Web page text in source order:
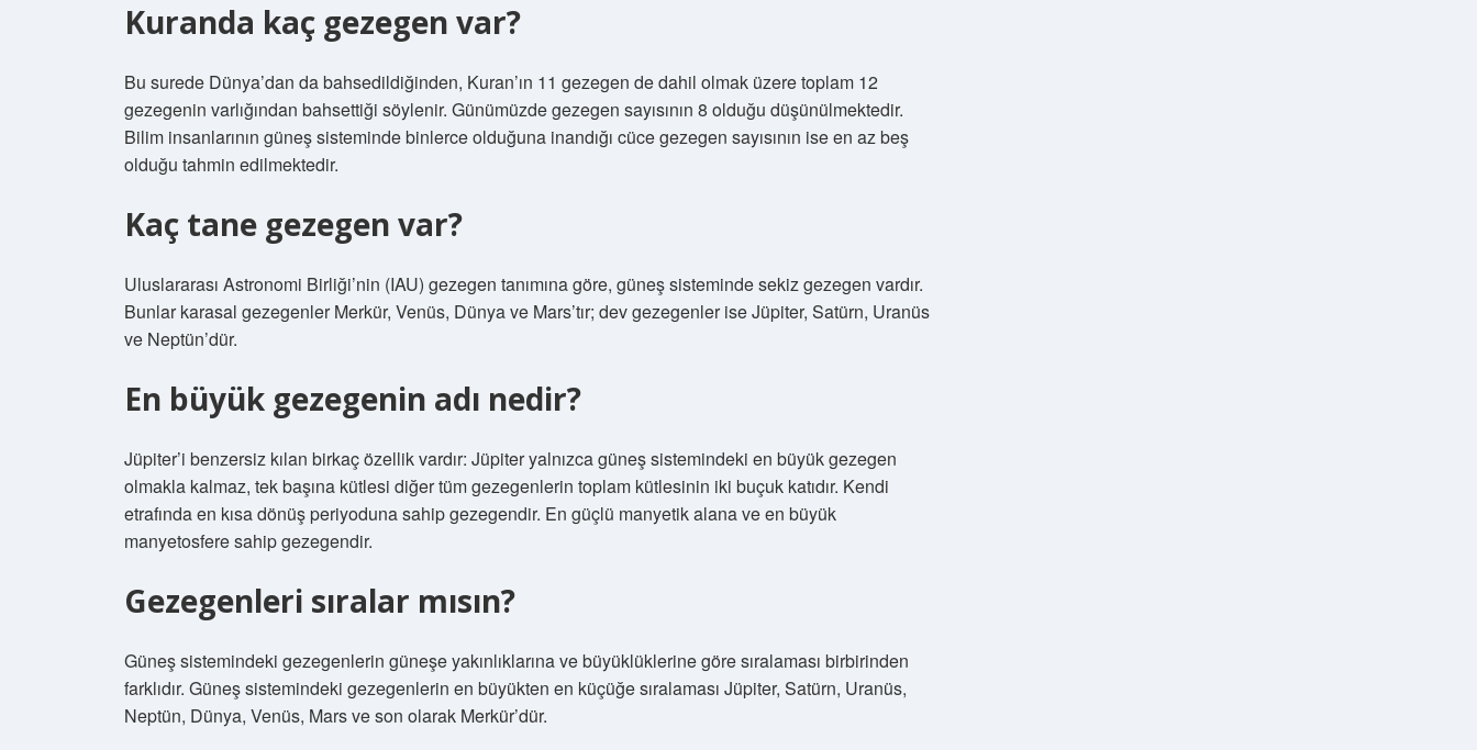
Kuranda kaç gezegen var?
Bu surede Dünya’dan da bahsedildiğinden, Kuran’ın 11 gezegen de dahil olmak üzere toplam 12
gezegenin varlığından bahsettiği söylenir. Günümüzde gezegen sayısının 8 olduğu düşünülmektedir.
Bilim insanlarının güneş sisteminde binlerce olduğuna inandığı cüce gezegen sayısının ise en az beş
olduğu tahmin edilmektedir.
Kaç tane gezegen var?
Uluslararası Astronomi Birliği’nin (IAU) gezegen tanımına göre, güneş sisteminde sekiz gezegen vardır.
Bunlar karasal gezegenler Merkür, Venüs, Dünya ve Mars’tır; dev gezegenler ise Jüpiter, Satürn, Uranüs
ve Neptün’dür.
En büyük gezegenin adı nedir?
Jüpiter’i benzersiz kılan birkaç özellik vardır: Jüpiter yalnızca güneş sistemindeki en büyük gezegen
olmakla kalmaz, tek başına kütlesi diğer tüm gezegenlerin toplam kütlesinin iki buçuk katıdır. Kendi
etrafında en kısa dönüş periyoduna sahip gezegendir. En güçlü manyetik alana ve en büyük
manyetosfere sahip gezegendir.
Gezegenleri sıralar mısın?
Güneş sistemindeki gezegenlerin güneşe yakınlıklarına ve büyüklüklerine göre sıralaması birbirinden
farklıdır. Güneş sistemindeki gezegenlerin en büyükten en küçüğe sıralaması Jüpiter, Satürn, Uranüs,
Neptün, Dünya, Venüs, Mars ve son olarak Merkür’dür.